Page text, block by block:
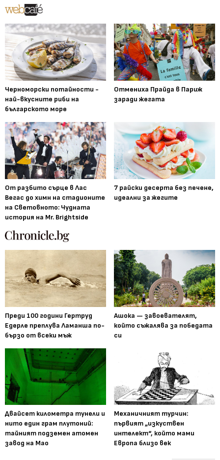
Черноморски потайности -
най-вкусните риби на
българското море
Отмениха Прайда в Париж
заради жегата
От разбито сърце в Лас
Вегас до химн на стадионите
на Световното: Чудната
история на Mr. Brightside
7 райски десерта без печене,
идеални за жегите
Преди 100 години Гертруд
Едерле преплува Ламанша по-
бързо от всеки мъж
Ашока — завоевателят,
който съжалява за победата
си
Двайсет километра тунели и
нито един грам плутоний:
тайният подземен атомен
завод на Мао
Механичният турчин:
първият „изкуствен
интелект“, който мами
Европа близо век